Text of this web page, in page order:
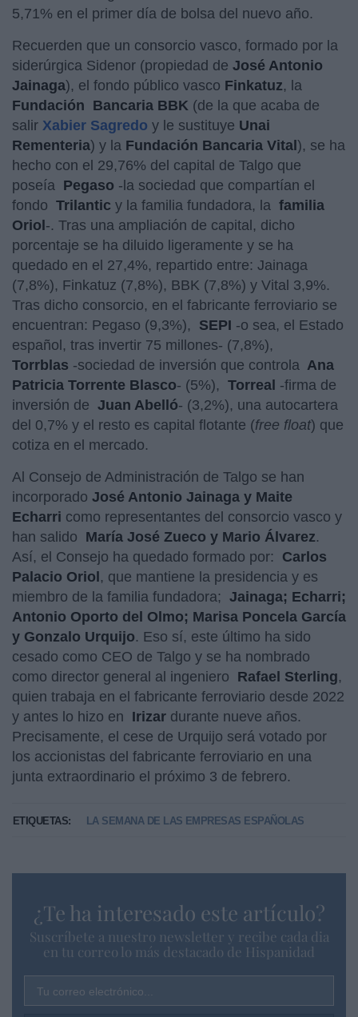
5,71% en el primer día de bolsa del nuevo año.
Recuerden que un consorcio vasco, formado por la
siderúrgica Sidenor (propiedad de José Antonio
Jainaga), el fondo público vasco Finkatuz, la
Fundación Bancaria BBK (de la que acaba de
salir Xabier Sagredo y le sustituye Unai
Rementeria) y la Fundación Bancaria Vital), se ha
hecho con el 29,76% del capital de Talgo que
poseía Pegaso -la sociedad que compartían el
fondo Trilantic y la familia fundadora, la familia
Oriol-. Tras una ampliación de capital, dicho
porcentaje se ha diluido ligeramente y se ha
quedado en el 27,4%, repartido entre: Jainaga
(7,8%), Finkatuz (7,8%), BBK (7,8%) y Vital 3,9%.
Tras dicho consorcio, en el fabricante ferroviario se
encuentran: Pegaso (9,3%),
SEPI -o sea, el Estado
español, tras invertir 75 millones- (7,8%),
Torrblas -sociedad de inversión que controla Ana
Patricia Torrente Blasco- (5%), Torreal -firma de
inversión de Juan Abelló- (3,2%), una autocartera
del 0,7% y el resto es capital flotante (free float) que
cotiza en el mercado.
Al Consejo de Administración de Talgo se han
incorporado José Antonio Jainaga y Maite
Echarri como representantes del consorcio vasco y
han salido María José Zueco y Mario Álvarez.
Así, el Consejo ha quedado formado por:
Carlos
Palacio Oriol, que mantiene la presidencia y es
miembro de la familia fundadora; Jainaga; Echarri;
Antonio Oporto del Olmo; Marisa Poncela García
y Gonzalo Urquijo. Eso sí, este último ha sido
cesado como CEO de Talgo y se ha nombrado
como director general al ingeniero Rafael Sterling,
quien trabaja en el fabricante ferroviario desde 2022
y antes lo hizo en Irizar durante nueve años.
Precisamente, el cese de Urquijo será votado por
los accionistas del fabricante ferroviario en una
junta extraordinario el próximo 3 de febrero.
ETIQUETAS: LA SEMANA DE LAS EMPRESAS ESPAÑOLAS
¿Te ha interesado este artículo?
Suscríbete a nuestro newsletter y recibe cada dia
en tu correo lo más destacado de Hispanidad
Tu correo electrónico...